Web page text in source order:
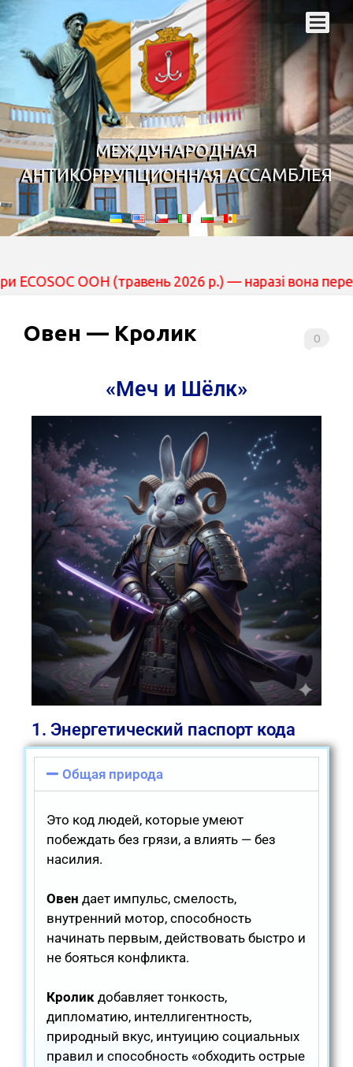
МЕЖДУНАРОДНАЯ
АНТИКОРРУПЦИОННАЯ АССАМБЛЕЯ
ООН (травень 2026 р.) — наразі вона
0
Овен — Кролик
«Меч и Шёлк»
1. Энергетический паспорт кода
Общая природа
Это код людей, которые умеют
побеждать без грязи, а влиять — без
насилия.
Овен дает импульс, смелость,
внутренний мотор, способность
начинать первым, действовать быстро и
не бояться конфликта.
Кролик добавляет тонкость,
дипломатию, интеллигентность,
природный вкус, интуицию социальных
правил и способность «обходить острые